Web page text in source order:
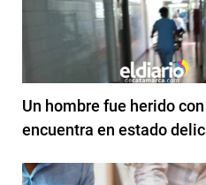
Un hombre fue herido
encuentra en estado